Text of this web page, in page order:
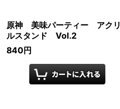
原神 美味パーティー アクリ
ルスタンド Vol.2
840円